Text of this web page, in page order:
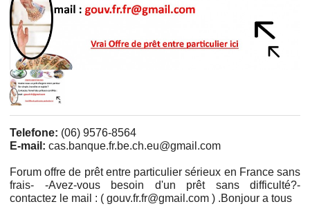
Telefone: (06) 9576-8564
E-mail: cas.banque.fr.be.ch.eu@gmail.com
Forum offre de prêt entre particulier sérieux en France sans
frais- -Avez-vous besoin d'un prêt sans difficulté?-
contactez le mail : ( gouv.fr.fr@gmail.com ) .Bonjour a tous